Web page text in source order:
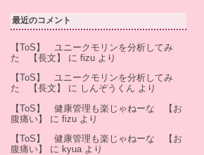
最近のコメント
【ToS】 ユニークモリンを分析してみ
た 【長文】
に fizu より
【ToS】 ユニークモリンを分析してみ
た 【長文】
に しんぞうくん より
【ToS】 健康管理も楽じゃねーな 【お
腹痛い】
に fizu より
【ToS】 健康管理も楽じゃねーな 【お
腹痛い】
に kyua より